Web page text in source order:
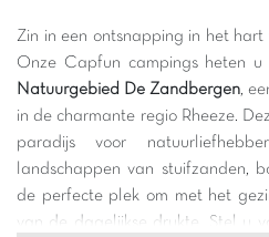
Zin in een ontsnapping in het
Onze Capfun campings heten
Natuurgebied De Zandbergen,
in de charmante regio Rheeze.
paradijs voor
landschappen van stuifzanden,
de perfecte plek om met het
van de dagelijkse drukte. Stel u